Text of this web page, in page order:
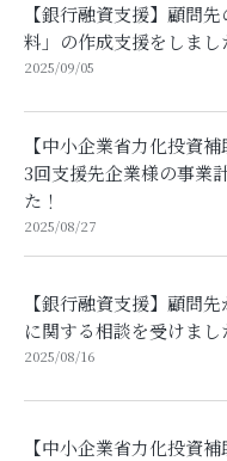
【銀行融資支援】顧問
料」の作成支援をしまし
2025/09/05
【中小企業省力化投資
3回支援先企業様の事業
た！
2025/08/27
【銀行融資支援】顧問先
に関する相談を受けまし
2025/08/16
【中小企業省力化投資